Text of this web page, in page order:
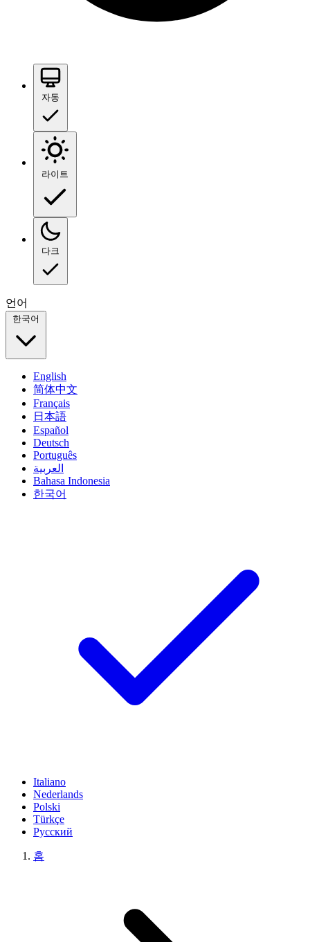
자동
라이트
다크
언어
한국어
English
简体中文
Français
日本語
Español
Deutsch
Português
العربية
Bahasa Indonesia
한국어
Italiano
Nederlands
Polski
Türkçe
Русский
홈